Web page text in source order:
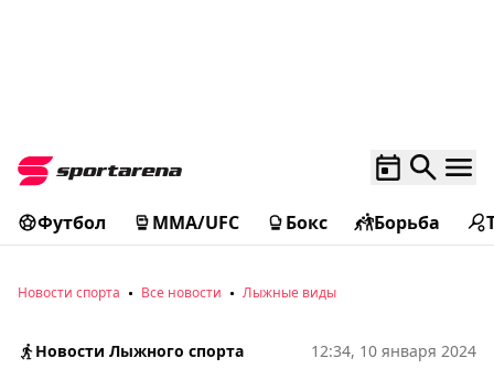
Футбол MMA/UFC Бокс Борьба
Новости спорта Все новости Лыжные виды
Новости Лыжного спорта 12:34, 10 января 2024